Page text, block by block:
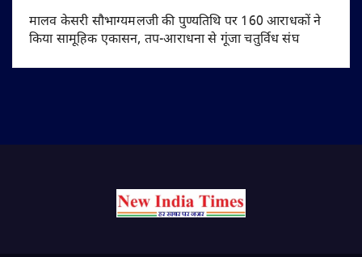
मालव केसरी सौभाग्यमलजी की पुण्यतिथि पर 160 आराधकों ने
किया सामूहिक एकासन, तप-आराधना से गूंजा चतुर्विध संघ